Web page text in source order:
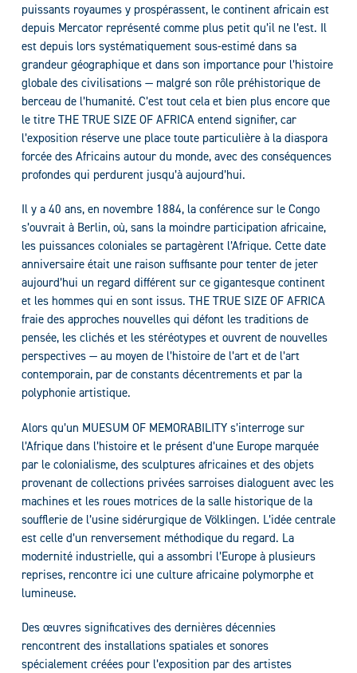
puissants royaumes y prospérassent, le continent africain est
depuis Mercator représenté comme plus petit qu’il ne l’est. Il
est depuis lors systématiquement sous-estimé dans sa
grandeur géographique et dans son importance pour l’histoire
globale des civilisations — malgré son rôle préhistorique de
berceau de l’humanité. C’est tout cela et bien plus encore que
le titre THE TRUE SIZE OF AFRICA entend signifier, car
l’exposition réserve une place toute particulière à la diaspora
forcée des Africains autour du monde, avec des conséquences
profondes qui perdurent jusqu’à aujourd’hui.
Il y a 40 ans, en novembre 1884, la conférence sur le Congo
s’ouvrait à Berlin, où, sans la moindre participation africaine,
les puissances coloniales se partagèrent l’Afrique. Cette date
anniversaire était une raison suffisante pour tenter de jeter
aujourd’hui un regard différent sur ce gigantesque continent
et les hommes qui en sont issus. THE TRUE SIZE OF AFRICA
fraie des approches nouvelles qui défont les traditions de
pensée, les clichés et les stéréotypes et ouvrent de nouvelles
perspectives — au moyen de l’histoire de l’art et de l’art
contemporain, par de constants décentrements et par la
polyphonie artistique.
Alors qu’un MUESUM OF MEMORABILITY s’interroge sur
l’Afrique dans l’histoire et le présent d’une Europe marquée
par le colonialisme, des sculptures africaines et des objets
provenant de collections privées sarroises dialoguent avec les
machines et les roues motrices de la salle historique de la
soufflerie de l’usine sidérurgique de Völklingen. L’idée centrale
est celle d’un renversement méthodique du regard. La
modernité industrielle, qui a assombri l’Europe à plusieurs
reprises, rencontre ici une culture africaine polymorphe et
lumineuse.
Des œuvres significatives des dernières décennies
rencontrent des installations spatiales et sonores
spécialement créées pour l’exposition par des artistes